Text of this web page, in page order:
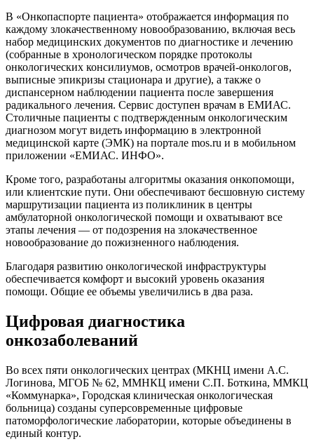
В «Онкопаспорте пациента» отображается информация по
каждому злокачественному новообразованию, включая весь
набор медицинских документов по диагностике и лечению
(собранные в хронологическом порядке протоколы
онкологических консилиумов, осмотров врачей-онкологов,
выписные эпикризы стационара и другие), а также о
диспансерном наблюдении пациента после завершения
радикального лечения. Сервис доступен врачам в ЕМИАС.
Столичные пациенты с подтвержденным онкологическим
диагнозом могут видеть информацию в электронной
медицинской карте (ЭМК) на портале mos.ru и в мобильном
приложении «ЕМИАС. ИНФО».
Кроме того, разработаны алгоритмы оказания онкопомощи,
или клиентские пути. Они обеспечивают бесшовную систему
маршрутизации пациента из поликлиник в центры
амбулаторной онкологической помощи и охватывают все
этапы лечения — от подозрения на злокачественное
новообразование до пожизненного наблюдения.
Благодаря развитию онкологической инфраструктуры
обеспечивается комфорт и высокий уровень оказания
помощи. Общие ее объемы увеличились в два раза.
Цифровая диагностика
онкозаболеваний
Во всех пяти онкологических центрах (МКНЦ имени А.С.
Логинова, МГОБ № 62, ММНКЦ имени С.П. Боткина, ММКЦ
«Коммунарка», Городская клиническая онкологическая
больница) созданы суперсовременные цифровые
патоморфологические лаборатории, которые объединены в
единый контур.